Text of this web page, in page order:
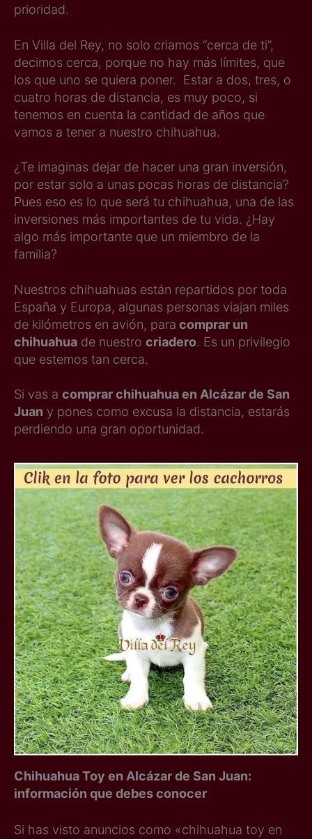
prioridad.
En Villa del Rey, no solo criamos “cerca de ti”,
decimos cerca, porque no hay más límites, que
los que uno se quiera poner. Estar a dos, tres, o
cuatro horas de distancia, es muy poco, si
tenemos en cuenta la cantidad de años que
vamos a tener a nuestro chihuahua.
¿Te imaginas dejar de hacer una gran inversión,
por estar solo a unas pocas horas de distancia?
Pues eso es lo que será tu chihuahua, una de las
inversiones más importantes de tu vida. ¿Hay
algo más importante que un miembro de la
familia?
Nuestros chihuahuas están repartidos por toda
España y Europa, algunas personas viajan miles
de kilómetros en avión, para comprar un
chihuahua de nuestro criadero. Es un privilegio
que estemos tan cerca.
Si vas a comprar chihuahua en Alcázar de San
Juan y pones como excusa la distancia, estarás
perdiendo una gran oportunidad.
Chihuahua Toy en Alcázar de San Juan:
información que debes conocer
Si has visto anuncios como «chihuahua toy en